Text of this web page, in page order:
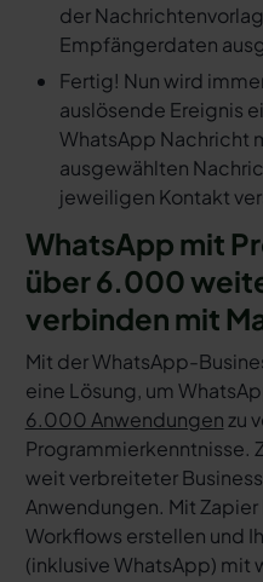
der
Empfängerdaten
Fertig! Nun wird
auslösende Ereignis
WhatsApp Nachricht
ausgewählten
jeweiligen Kontakt
WhatsApp mit
über 6.000
verbinden mit
Mit der WhatsApp-
eine Lösung, um
6.000 Anwendungenzu
Programmierkenntnisse.
weit verbreiteter
Anwendungen. Mit
Workflows erstellen und
(inklusive WhatsApp) mit